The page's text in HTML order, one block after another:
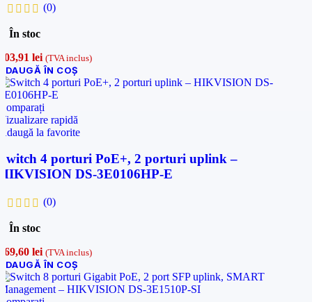
(0)
În stoc
lei (TVA inclus)
ÎN COȘ
rapidă
la favorite
4 porturi PoE+, 2 porturi uplink –
DS-3E0106HP-E
(0)
În stoc
lei (TVA inclus)
ÎN COȘ